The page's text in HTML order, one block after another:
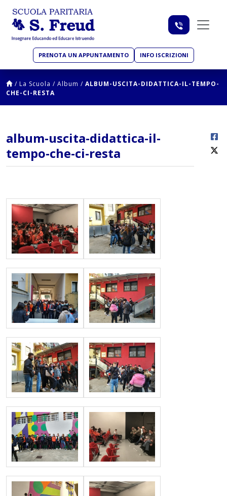
PRENOTA UN APPUNTAMENTO INFO ISCRIZIONI
/ La Scuola / Album / ALBUM-USCITA-DIDATTICA-IL-TEMPO-
CHE-CI-RESTA
album-uscita-didattica-il-
tempo-che-ci-resta